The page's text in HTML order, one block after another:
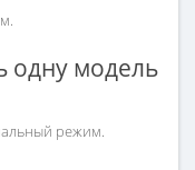
одну модель
режим.